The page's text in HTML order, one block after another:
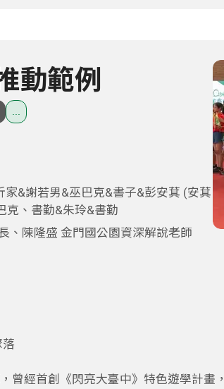
動範例
&謝若男&巫巴克&書子&彭安萁 (安萁
克、書勤&朱玲&書勤
、陳隆盛 金門國公園資深解說老師
落
曾經首創《閃亮大臺中》特色遊學計畫